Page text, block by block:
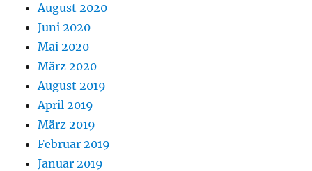
August 2020
Juni 2020
Mai 2020
März 2020
August 2019
April 2019
März 2019
Februar 2019
Januar 2019